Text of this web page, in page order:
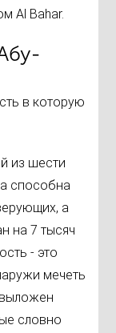
Al Bahar.
в которую
из шести
способна
а
на 7 тысяч
- это
мечеть
словно